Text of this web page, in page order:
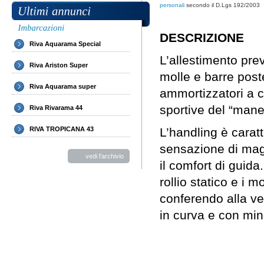
Riva Aquarama Special
Riva Ariston Super
Riva Aquarama super
Riva Rivarama 44
RIVA TROPICANA 43
vedi l'archivio
personali secondo il D.Lgs 192/2003
DESCRIZIONE
L’allestimento
molle e barre
ammortizzatori a
sportive del
L’handling è
sensazione di
il comfort di
rollio statico e i
conferendo alla
in curva e con